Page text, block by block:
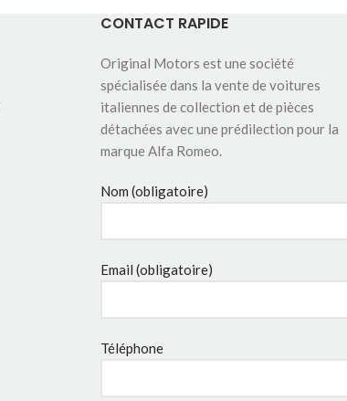
CONTACT RAPIDE
Original Motors est une société
spécialisée dans la vente de voitures
italiennes de collection et de pièces
détachées avec une prédilection pour la
marque Alfa Romeo.
Nom (obligatoire)
Email (obligatoire)
Téléphone